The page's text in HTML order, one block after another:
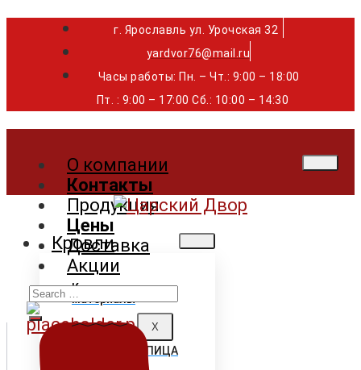
г. Ярославль ул. Урочская 32 ⁣⁣⁣⁣
yardvor76@mail.ru
Часы работы: Пн. – Чт.: 9:00 – 18:00
Пт. : 9:00 – 17:00 Сб.: 10:00 – 14:30
О компании
Контакты
Продукция
Цены
Доставка
Акции
X
Кровли
Кровельные
материалы
ГИБКАЯ ЧЕРЕПИЦА
Search
for: